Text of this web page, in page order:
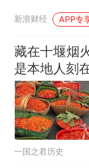
新浪财经 APP专
藏在十堰烟
是本地人刻
一国之君历史